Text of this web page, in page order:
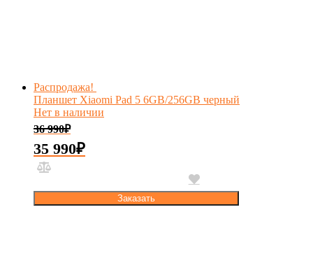
Распродажа!
Планшет Xiaomi Pad 5 6GB/256GB черный
Нет в наличии
36 990₽
35 990₽
Заказать